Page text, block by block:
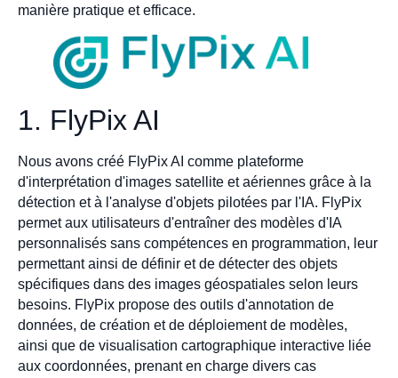
manière pratique et efficace.
1. FlyPix AI
Nous avons créé FlyPix AI comme plateforme
d'interprétation d'images satellite et aériennes grâce à la
détection et à l'analyse d'objets pilotées par l'IA. FlyPix
permet aux utilisateurs d'entraîner des modèles d'IA
personnalisés sans compétences en programmation, leur
permettant ainsi de définir et de détecter des objets
spécifiques dans des images géospatiales selon leurs
besoins. FlyPix propose des outils d'annotation de
données, de création et de déploiement de modèles,
ainsi que de visualisation cartographique interactive liée
aux coordonnées, prenant en charge divers cas